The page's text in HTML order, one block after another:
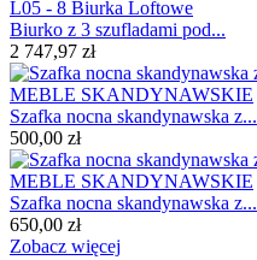
Biurko z 3 szufladami pod...
2 747,97 zł
Szafka nocna skandynawska z...
500,00 zł
Szafka nocna skandynawska z...
650,00 zł
Zobacz więcej